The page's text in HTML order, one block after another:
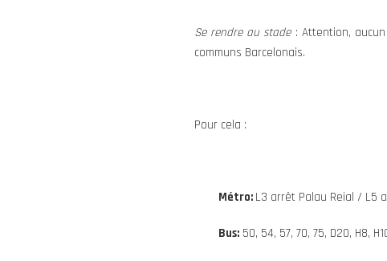
Se rendre au stade: Attention, aucun
communs Barcelonais.
Pour cela :
Métro: L3 arrêt Palau Reial / L5
Bus: 50, 54, 57, 70, 75, D20, H8,